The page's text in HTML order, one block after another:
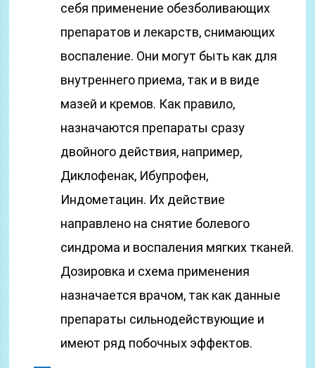
себя применение обезболивающих
препаратов и лекарств, снимающих
воспаление. Они могут быть как для
внутреннего приема, так и в виде
мазей и кремов. Как правило,
назначаются препараты сразу
двойного действия, например,
Диклофенак, Ибупрофен,
Индометацин. Их действие
направлено на снятие болевого
синдрома и воспаления мягких тканей.
Дозировка и схема применения
назначается врачом, так как данные
препараты сильнодействующие и
имеют ряд побочных эффектов.